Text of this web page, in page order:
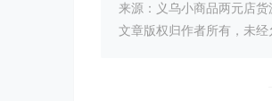
来源：义乌小商品两元店
文章版权归作者所有，未经